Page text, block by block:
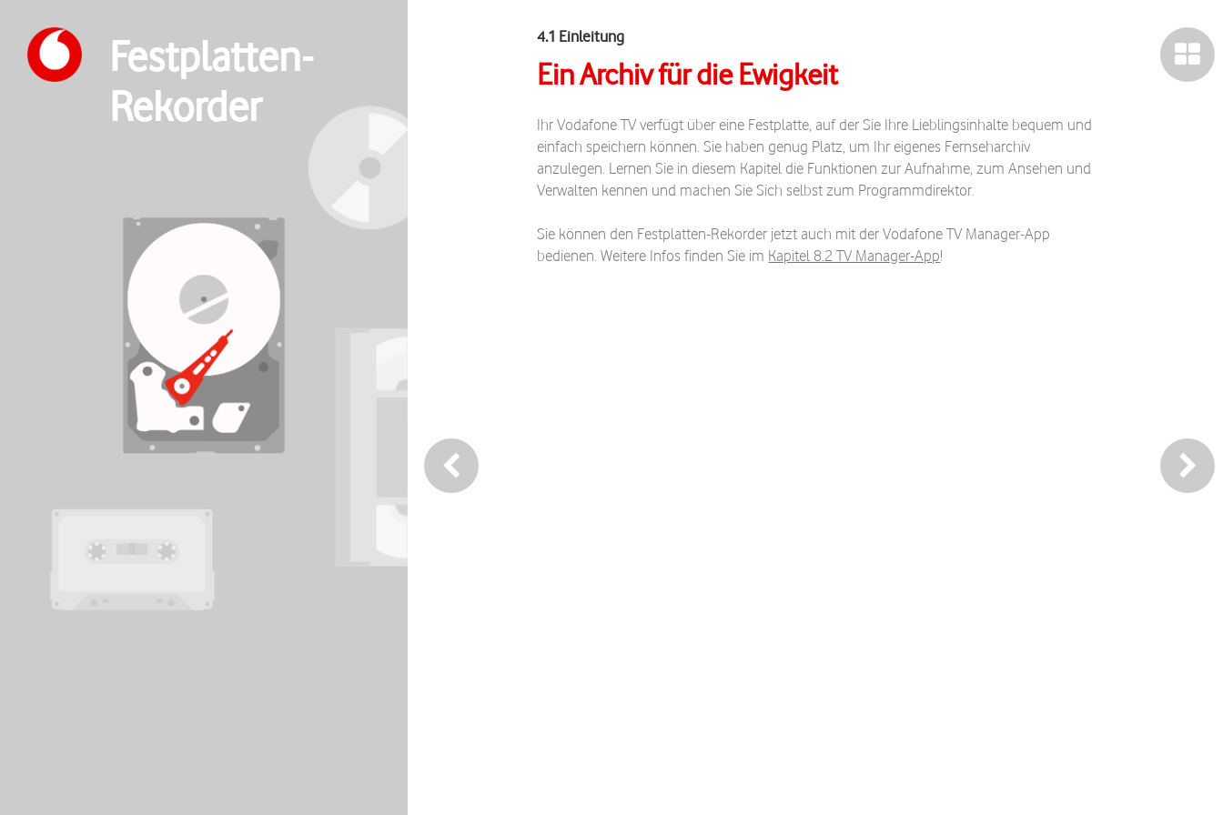
Festplatten-
Rekorder
4.1 Einleitung
Ein Archiv für die Ewigkeit
Ihr Vodafone TV verfügt über eine Festplatte, auf der Sie Ihre Lieblingsinhalte bequem und
einfach speichern können. Sie haben genug Platz, um Ihr eigenes Fernseharchiv
anzulegen. Lernen Sie in diesem Kapitel die Funktionen zur Aufnahme, zum Ansehen und
Verwalten kennen und machen Sie Sich selbst zum Programmdirektor.
Sie können den Festplatten-Rekorder jetzt auch mit der Vodafone TV Manager-App
bedienen. Weitere Infos finden Sie im Kapitel 8.2 TV Manager-App!